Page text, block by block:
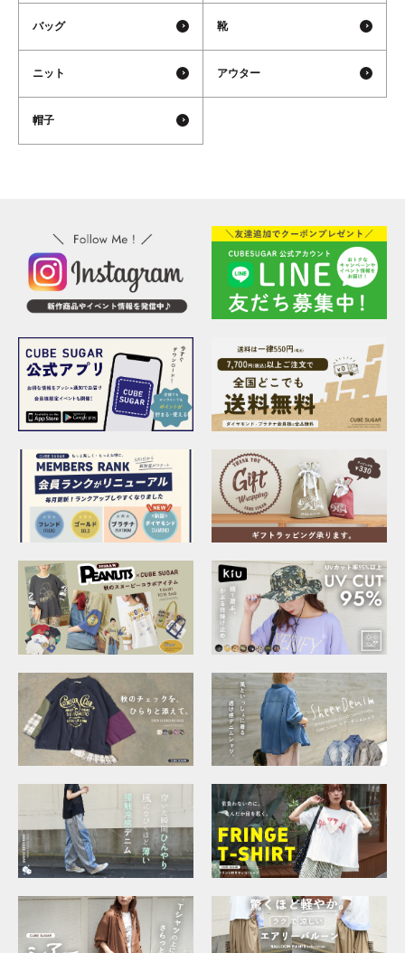
バッグ 靴
ニット アウター
帽子